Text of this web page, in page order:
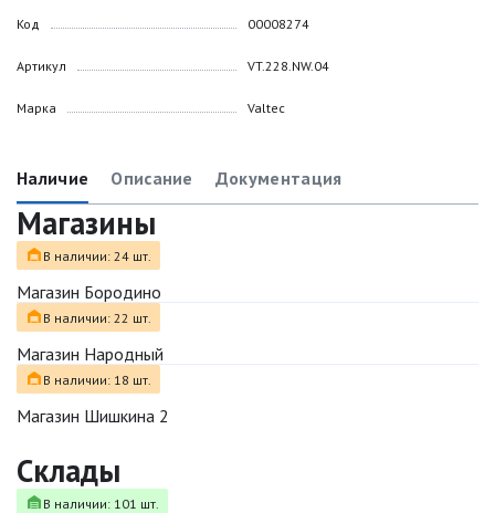
Код
Артикул
Марка
00008274
VT.228.NW.04
Valtec
Наличие Описание Документация
Магазины
В наличии: 24 шт.
Магазин Бородино
В наличии: 22 шт.
Магазин Народный
В наличии: 18 шт.
Магазин Шишкина 2
Склады
В наличии: 101 шт.